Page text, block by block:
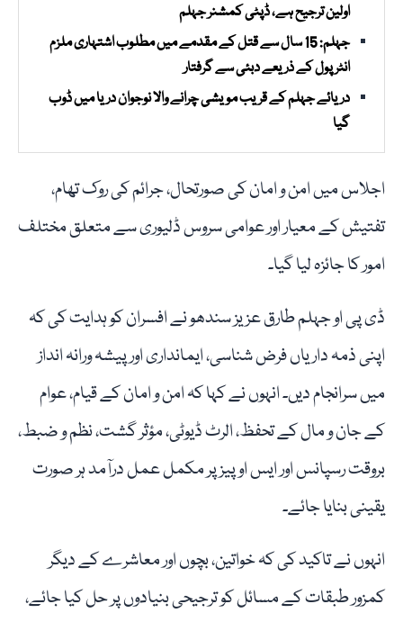
اولین ترجیح ہے، ڈپٹی کمشنر جہلم
جہلم: 15 سال سے قتل کے مقدمے میں مطلوب اشتہاری ملزم
انٹرپول کے ذریعے دبئی سے گرفتار
دریائے جہلم کے قریب مویشی چرانے والا نوجوان دریا میں ڈوب
گیا
اجلاس میں امن و امان کی صورتحال، جرائم کی روک تھام،
تفتیش کے معیار اور عوامی سروس ڈلیوری سے متعلق مختلف
امور کا جائزہ لیا گیا۔
ڈی پی او جہلم طارق عزیز سندھو نے افسران کو ہدایت کی کہ
اپنی ذمہ داریاں فرض شناسی، ایمانداری اور پیشہ ورانہ انداز
میں سرانجام دیں۔ انہوں نے کہا کہ امن و امان کے قیام، عوام
کے جان و مال کے تحفظ، الرٹ ڈیوٹی، مؤثر گشت، نظم و ضبط،
بروقت رسپانس اور ایس او پیز پر مکمل عمل درآمد ہر صورت
یقینی بنایا جائے۔
انہوں نے تاکید کی کہ خواتین، بچوں اور معاشرے کے دیگر
کمزور طبقات کے مسائل کو ترجیحی بنیادوں پر حل کیا جائے،